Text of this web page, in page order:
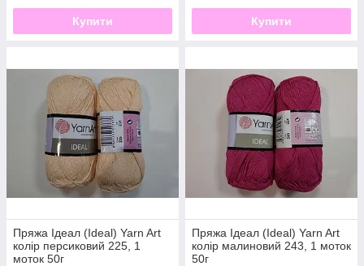
Купити Купити
Пряжа Ідеал (Ideal) Yarn Art
колір персиковий 225, 1
моток 50г
Пряжа Ідеал (Ideal) Yarn Art
колір малиновий 243, 1 моток
50г